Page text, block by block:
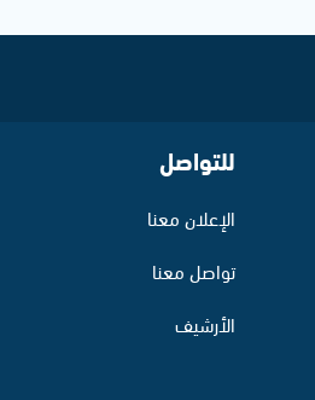
للتواصل
الإعلان معنا
تواصل معنا
الأرشيف